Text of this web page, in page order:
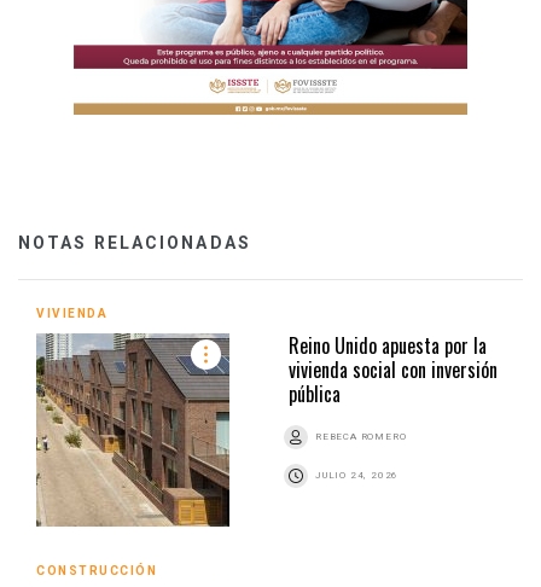
NOTAS RELACIONADAS
VIVIENDA
Reino Unido apuesta por la
vivienda social con inversión
pública
REBECA ROMERO
JULIO 24, 2026
CONSTRUCCIÓN